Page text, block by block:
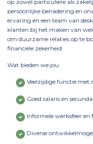
op zowel particuliere als
persoonlijke benadering en
ervaring en een team van
klanten bij het maken van
om duurzame relaties op te
financiële zekerheid.
Wat bieden we jou
Veelzijdige functie
Goed salaris en
Informele werksfeer en
Diverse